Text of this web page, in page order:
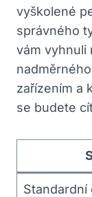
vyškolené
správného
vám vyhnuli
zařízením a
se⁢ budete
Standardní